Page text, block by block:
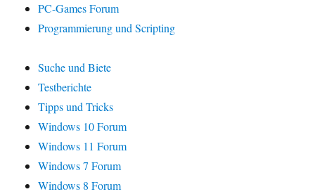
PC-Games Forum
Programmierung und Scripting
Suche und Biete
Testberichte
Tipps und Tricks
Windows 10 Forum
Windows 11 Forum
Windows 7 Forum
Windows 8 Forum